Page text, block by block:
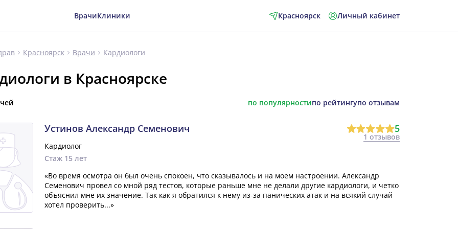
ВрачиКлиники Красноярск Личный кабинет
Красноярск Врачи Кардиологи
в Красноярске
по популярностипо рейтингупо отзывам
Устинов Александр Семенович 5
1 отзывов
Кардиолог
Стаж 15 лет
«Во время осмотра он был очень спокоен, что сказывалось и на моем настроении. Александр
Семенович провел со мной ряд тестов, которые раньше мне не делали другие кардиологи, и четко
объяснил мне их значение. Так как я обратился к нему из-за панических атак и на всякий случай
хотел проверить...»